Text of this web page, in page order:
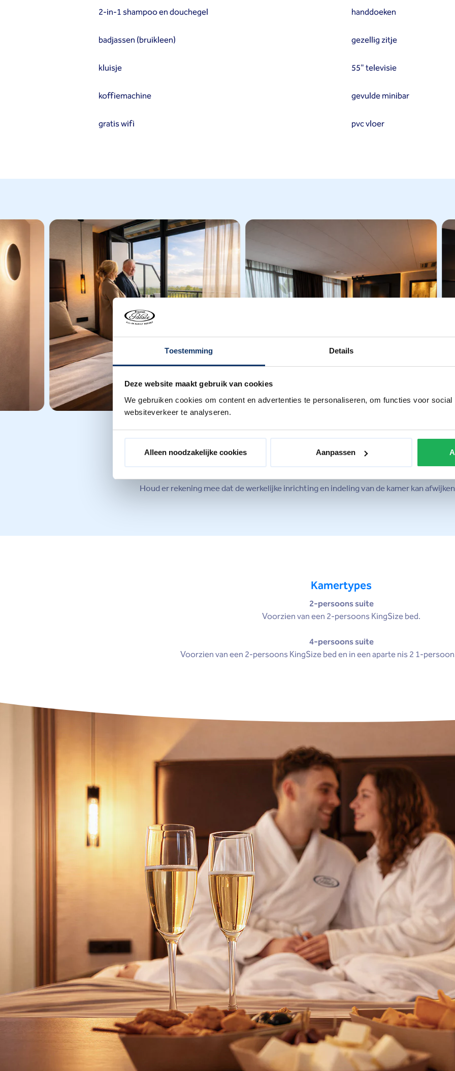
Toestemming Details
Deze website maakt gebruik van cookies
We gebruiken cookies om content en advertenties te personaliseren, om functies voor
websiteverkeer te analyseren.
Alleen noodzakelijke cookies Aanpassen
2-in-1 shampoo en douchegel handdoeken
badjassen (bruikleen) gezellig zitje
kluisje 55" televisie
koffiemachine gevulde minibar
gratis wifi pvc vloer
Houd er rekening mee dat de werkelijke inrichting en indeling van de kamer kan
Kamertypes
2-persoons suite
Voorzien van een 2-persoons KingSize bed.
4-persoons suite
Voorzien van een 2-persoons KingSize bed en in een aparte nis 2 1-